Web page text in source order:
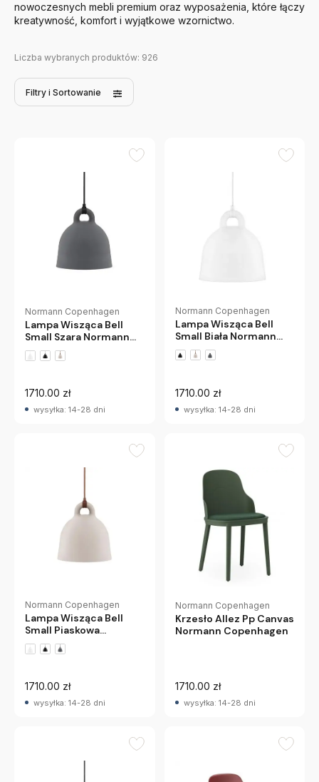
nowoczesnych mebli premium oraz wyposażenia, które łączy
kreatywność, komfort i wyjątkowe wzornictwo.
Liczba wybranych produktów: 926
Filtry i Sortowanie
Normann Copenhagen
Lampa Wisząca Bell
Small Szara Normann
Copenhagen
1710.00 zł
wysyłka: 14-28 dni
Normann Copenhagen
Lampa Wisząca Bell
Small Biała Normann
Copenhagen
1710.00 zł
wysyłka: 14-28 dni
Normann Copenhagen
Lampa Wisząca Bell
Small Piaskowa
Normann Copenhagen
1710.00 zł
wysyłka: 14-28 dni
Normann Copenhagen
Krzesło Allez Pp Canvas
Normann Copenhagen
1710.00 zł
wysyłka: 14-28 dni